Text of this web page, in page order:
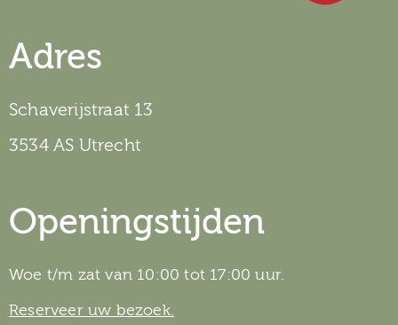
Adres
Schaverijstraat 13
3534 AS Utrecht
Openingstijden
Woe t/m zat van 10:00 tot 17:00 uur.
Reserveer uw bezoek.